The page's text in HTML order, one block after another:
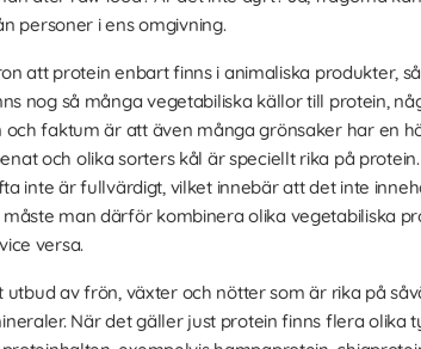
personer i ens omgivning.
att protein enbart finns i animaliska produkter,
nog så många vegetabiliska källor till protein,
faktum är att även många grönsaker har en
och olika sorters kål är speciellt rika på
inte är fullvärdigt, vilket innebär att det inte
man därför kombinera olika vegetabiliska
versa.
utbud av frön, växter och nötter som är rika på
När det gäller just protein finns flera olika